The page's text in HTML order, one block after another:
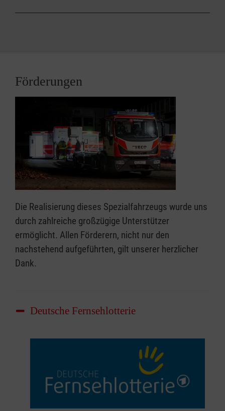
Förderungen
Die Realisierung dieses Spezialfahrzeugs wurde uns
durch zahlreiche großzügige Unterstützer
ermöglicht. Allen Förderern, nicht nur den
nachstehend aufgeführten, gilt unserer herzlicher
Dank.
Deutsche Fernsehlotterie